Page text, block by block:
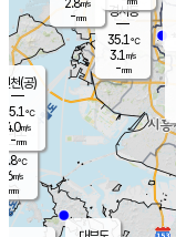
의도
℃
m/s
mm
경서동
35.1℃
3.1 m/s
-mm
m/s
-mm
인천(공)
35.1℃
4.0m/s
-mm